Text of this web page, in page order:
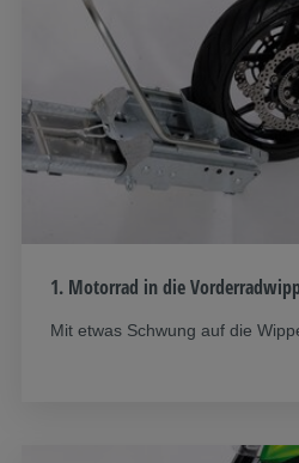
1. Motorrad in die
Mit etwas Schwung auf die